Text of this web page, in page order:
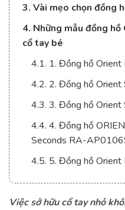
3. Vài mẹo chọn đồng
4. Những mẫu đồng
cổ tay bé
4.1. 1. Đồng hồ
4.2. 2. Đồng hồ
4.3. 3. Đồng hồ
4.4. 4. Đồng hồ
Seconds RA-
4.5. 5. Đồng hồ
Việc sở hữu cổ tay nhỏ